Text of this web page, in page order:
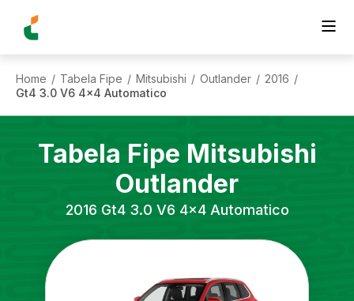
Home / Tabela Fipe / Mitsubishi / Outlander / 2016 /
Gt4 3.0 V6 4x4 Automatico
Tabela Fipe Mitsubishi
Outlander
2016 Gt4 3.0 V6 4x4 Automatico